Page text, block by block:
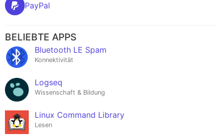
PayPal
BELIEBTE APPS
Bluetooth LE Spam
Konnektivität
Logseq
Wissenschaft & Bildung
Linux Command Library
Lesen